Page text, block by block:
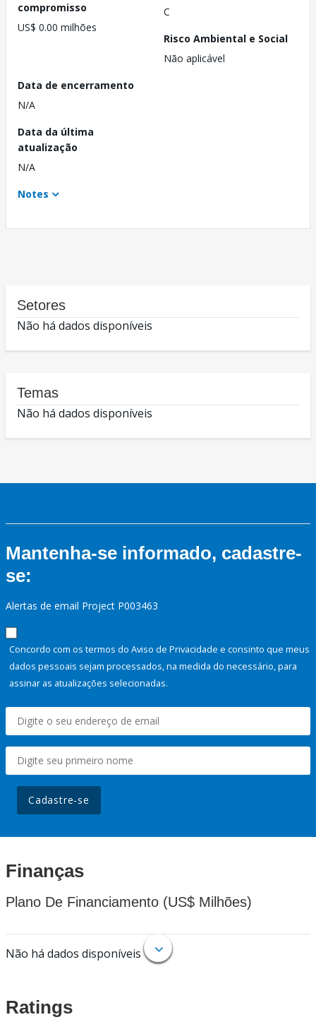
compromisso
US$ 0.00 milhões
C
Risco Ambiental e Social
Não aplicável
Data de encerramento
N/A
Data da última
atualização
N/A
Notes
Setores
Não há dados disponíveis
Temas
Não há dados disponíveis
Mantenha-se informado, cadastre-
se:
Alertas de email Project P003463
Concordo com os termos do Aviso de Privacidade e consinto que meus
dados pessoais sejam processados, na medida do necessário, para
assinar as atualizações selecionadas.
Cadastre-se
Finanças
Plano De Financiamento (US$ Milhões)
Não há dados disponíveis
Ratings